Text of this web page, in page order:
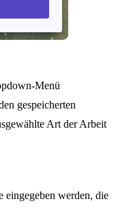
Menü
gespeicherten
Art der Arbeit
eingegeben werden, die